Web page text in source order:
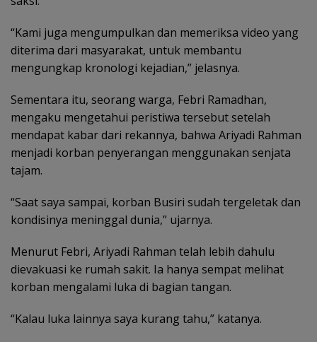
“Kami juga mengumpulkan dan memeriksa video yang
diterima dari masyarakat, untuk membantu
mengungkap kronologi kejadian,” jelasnya.
Sementara itu, seorang warga, Febri Ramadhan,
mengaku mengetahui peristiwa tersebut setelah
mendapat kabar dari rekannya, bahwa Ariyadi Rahman
menjadi korban penyerangan menggunakan senjata
tajam.
“Saat saya sampai, korban Busiri sudah tergeletak dan
kondisinya meninggal dunia,” ujarnya.
Menurut Febri, Ariyadi Rahman telah lebih dahulu
dievakuasi ke rumah sakit. Ia hanya sempat melihat
korban mengalami luka di bagian tangan.
“Kalau luka lainnya saya kurang tahu,” katanya.